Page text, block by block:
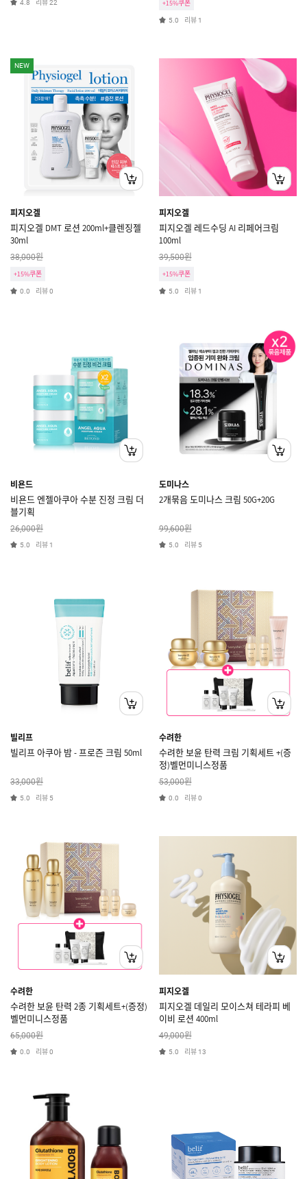
4.8 리뷰22 +15%쿠폰
5.0 리뷰 1
NEW
피지오겔
피지오겔 DMT 로션 200ml+클렌징젤
30ml
38,000원
+15%쿠폰
0.0 리뷰0
피지오겔
피지오겔 레드수딩 AI 리페어크림
100ml
39,500원
+15%쿠폰
5.0 리뷰 1
비욘드
비욘드 엔젤아쿠아 수분 진정 크림 더
블기획
26,000원
5.0 리뷰 1
도미나스
2개묶음 도미나스 크림 50G+20G
99,600원
5.0 리뷰 5
빌리프
빌리프 아쿠아 밤 - 프로즌 크림 50ml
33,000원
5.0 리뷰 5
수려한
수려한 보윤 탄력 크림 기획세트 +(증
정)벨먼미니스정품
53,000원
0.0 리뷰0
수려한
수려한 보윤 탄력 2종 기획세트+(증정)
벨먼미니스정품
65,000원
0.0 리뷰0
피지오겔
피지오겔 데일리 모이스쳐 테라피 베
이비 로션 400ml
49,000원
5.0 리뷰 13